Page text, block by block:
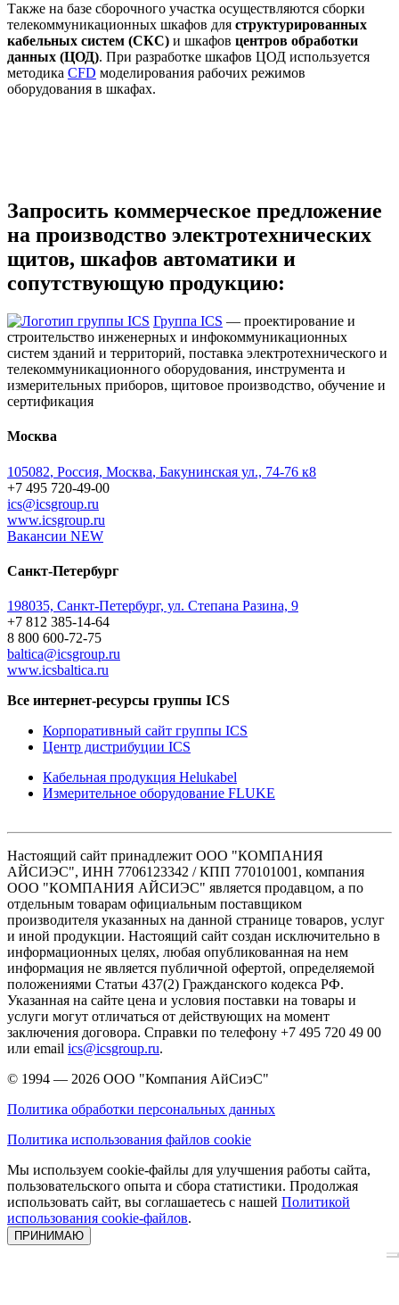
Также на базе сборочного участка осуществляются сборки
телекоммуникационных шкафов для структурированных
кабельных систем (СКС) и шкафов центров обработки
данных (ЦОД). При разработке шкафов ЦОД используется
методика CFD моделирования рабочих режимов
оборудования в шкафах.
Запросить коммерческое предложение
на производство электротехнических
щитов, шкафов автоматики и
сопутствующую продукцию:
Группа ICS — проектирование и
строительство инженерных и инфокоммуникационных
систем зданий и территорий, поставка электротехнического и
телекоммуникационного оборудования, инструмента и
измерительных приборов, щитовое производство, обучение и
сертификация
Москва
105082, Россия, Москва, Бакунинская ул., 74-76 к8
+7 495 720-49-00
ics@icsgroup.ru
www.icsgroup.ru
Вакансии NEW
Санкт-Петербург
198035, Санкт-Петербург, ул. Степана Разина, 9
+7 812 385-14-64
8 800 600-72-75
baltica@icsgroup.ru
www.icsbaltica.ru
Все интернет-ресурсы группы ICS
Корпоративный сайт группы ICS
Центр дистрибуции ICS
Кабельная продукция Helukabel
Измерительное оборудование FLUKE
Настоящий сайт принадлежит ООО "КОМПАНИЯ
АЙСИЭС", ИНН 7706123342 / КПП 770101001, компания
ООО "КОМПАНИЯ АЙСИЭС" является продавцом, а по
отдельным товарам официальным поставщиком
производителя указанных на данной странице товаров, услуг
и иной продукции. Настоящий сайт создан исключительно в
информационных целях, любая опубликованная на нем
информация не является публичной офертой, определяемой
положениями Статьи 437(2) Гражданского кодекса РФ.
Указанная на сайте цена и условия поставки на товары и
услуги могут отличаться от действующих на момент
заключения договора. Справки по телефону +7 495 720 49 00
или email ics@icsgroup.ru.
© 1994 — 2026 ООО "Компания АйСиэС"
Политика обработки персональных данных
Политика использования файлов cookie
Мы используем cookie-файлы для улучшения работы сайта,
пользовательского опыта и сбора статистики. Продолжая
использовать сайт, вы соглашаетесь с нашей Политикой
использования cookie-файлов.
ПРИНИМАЮ